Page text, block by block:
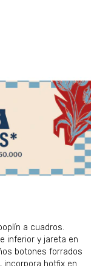
a cuadros.
inferior y jareta en
botones forrados